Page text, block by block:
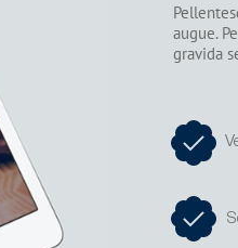
augue.
gravida